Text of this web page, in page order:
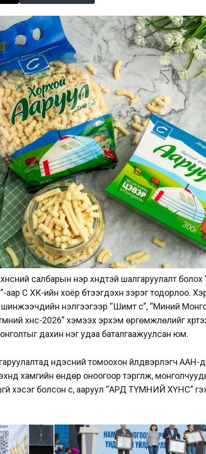
салбарын нэр хүндтэй шалгаруулалт болох
аар Сүү ХК-ийн хоёр бүтээгдэхүүн зэрэг тодорлоо.
үнэлгээгээр “Шимт сүү”, “Миний
хүнс-2026” хэмээх эрхэм өргөмжлөлийг
дахин нэг удаа баталгаажуулсан юм.
үндэсний томоохон үйлдвэрлэгч ААН-
хамгийн өндөр оноогоор тэргүүлж,
хэсэг болсон сүү, ааруул “АРД ТҮМНИЙ ХҮНС”